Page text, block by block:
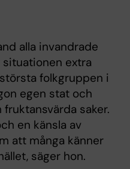
alla invandrade
extra
folkgruppen i
egen stat och
saker.
en känsla av
att många känner
säger hon.